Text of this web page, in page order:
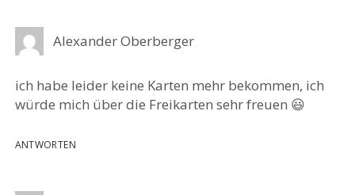
Alexander Oberberger
ich habe leider keine Karten mehr bekommen, ich
würde mich über die Freikarten sehr freuen 😃
ANTWORTEN